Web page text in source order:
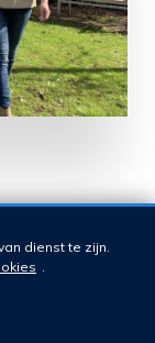
dienst te zijn.
.